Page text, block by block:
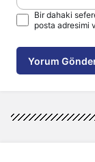
Bir dahaki
posta adresimi
Yorum